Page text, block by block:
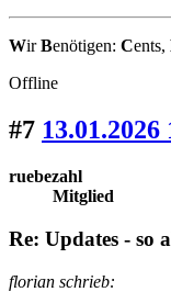
WirBenötigen: Cents,
Offline
#7 13.01.2026
ruebezahl
Mitglied
Re: Updates - so
florian schrieb: